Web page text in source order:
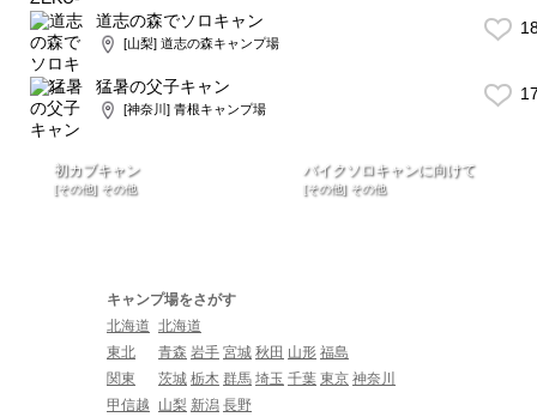
道志の森でソロキャン
[山梨] 道志の森キャンプ場
猛暑の父子キャン
[神奈川] 青根キャンプ場
初カブキャン
[その他] その他
バイクソロキャンに向けて
[その他] その他
キャンプ場をさがす
北海道 北海道
東北
青森 岩手 宮城 秋田 山形 福島
関東
茨城 栃木 群馬 埼玉 千葉 東京 神奈川
甲信越
山梨 新潟 長野